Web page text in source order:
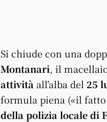
Si chiude con una
Montanari, il
attività all’alba del 25
formula piena («il fatto
della polizia locale di